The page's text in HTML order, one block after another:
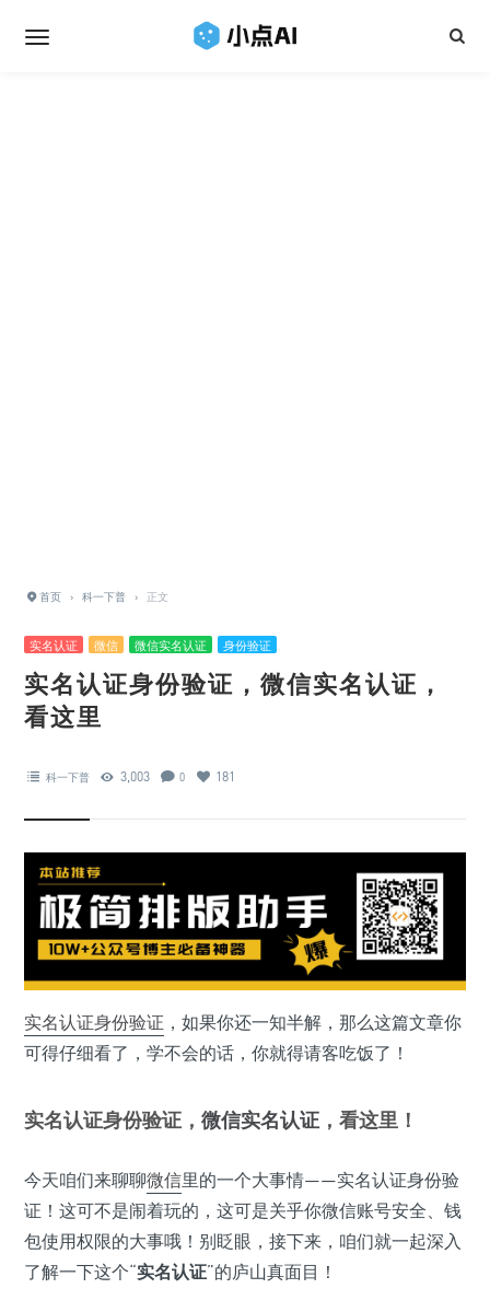
首页 › 科一下普 › 正文
实名认证 微信 微信实名认证 身份验证
实名认证身份验证，微信实名认证，
看这里
科一下普 3,003 0 181
实名认证身份验证 ，如果你还一知半解，那么这篇文章你
可得仔细看了，学不会的话，你就得请客吃饭了！
实名认证身份验证， 微信实名认证 ，看这里！
今天咱们来聊聊微信里的一个大事情——实名认证身份验
证！这可不是闹着玩的，这可是关乎你微信账号安全、钱
包使用权限的大事哦！别眨眼，接下来，咱们就一起深入
了解一下这个“实名认证”的庐山真面目！